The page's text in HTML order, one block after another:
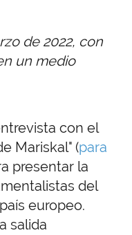
de 2022, con
un medio
con el
Mariskal" (para
presentar la
del
europeo.
salida